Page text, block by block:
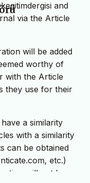
and
via the Article
will be added
worthy of
with the Article
they use for their
a similarity
with a similarity
can be obtained
etc.)
will not be